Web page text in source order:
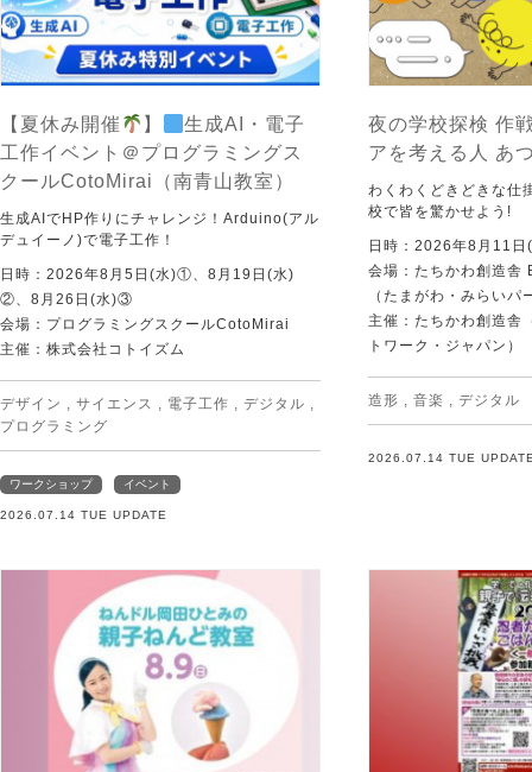
【夏休み開催 】
生成AI・電子
工作イベント＠プログラミングス
クールCotoMirai（南青山教室）
生成AIでHP作りにチャレンジ！Arduino(アル
デュイーノ)で電子工作！
日時：2026年8月5日(水)①、8月19日(水)
②、8月26日(水)③
会場：プログラミングスクールCotoMirai
主催：株式会社コトイズム
デザイン , サイエンス , 電子工作 , デジタル ,
プログラミング
ワークショップ イベント
2026.07.14 TUE UPDATE
夜の学校探検 作
アを考える人 あ
わくわくどきどきな仕
校で皆を驚かせよう!
日時：2026年8月11日
会場：たちかわ創造舎
（たまがわ・みらいパ
主催：たちかわ創造舎
トワーク・ジャパン）
造形 , 音楽 , デジタル
2026.07.14 TUE